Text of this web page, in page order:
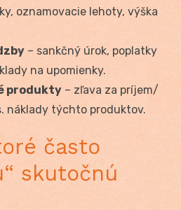
oznamovacie lehoty, výška
– sankčný úrok, poplatky
na upomienky.
produkty – zľava za príjem/
náklady týchto produktov.
často
skutočnú